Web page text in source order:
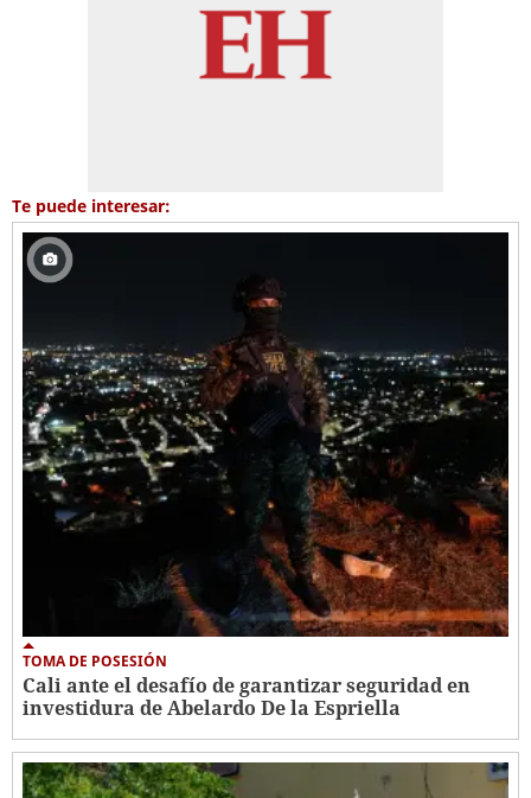
Te puede interesar:
TOMA DE POSESIÓN
Cali ante el desafío de garantizar seguridad en
investidura de Abelardo De la Espriella